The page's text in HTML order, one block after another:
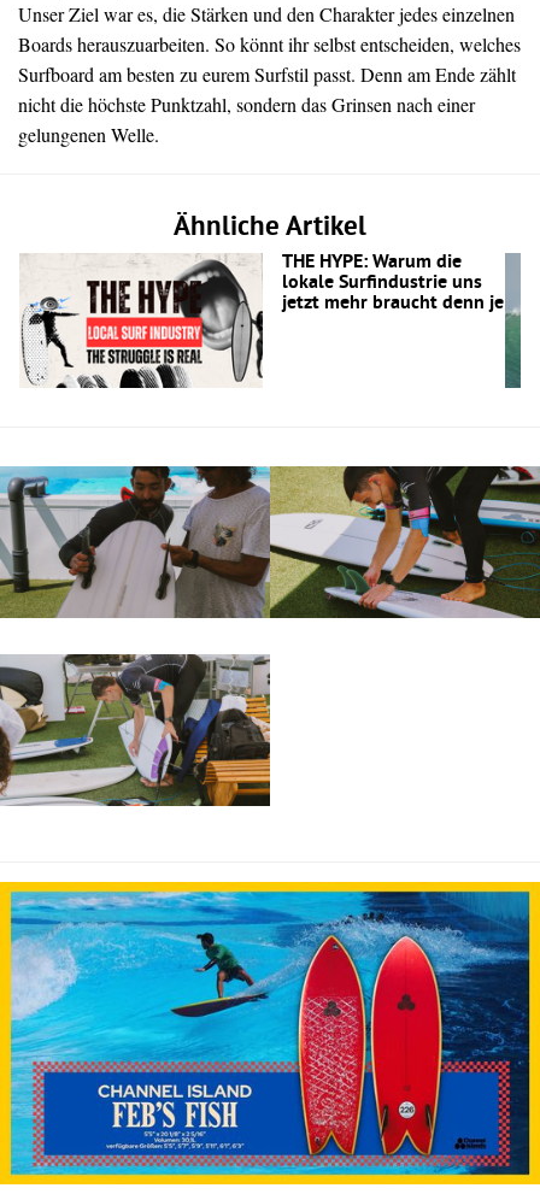
Unser Ziel war es, die Stärken und den Charakter jedes einzelnen
Boards herauszuarbeiten. So könnt ihr selbst entscheiden, welches
Surfboard am besten zu eurem Surfstil passt. Denn am Ende zählt
nicht die höchste Punktzahl, sondern das Grinsen nach einer
gelungenen Welle.
Ähnliche Artikel
THE HYPE: Warum die
lokale Surfindustrie uns
jetzt mehr braucht denn je